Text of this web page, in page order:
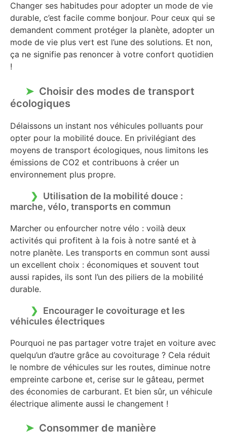
Changer ses habitudes pour adopter un mode de vie
durable, c’est facile comme bonjour. Pour ceux qui se
demandent comment protéger la planète, adopter un
mode de vie plus vert est l’une des solutions. Et non,
ça ne signifie pas renoncer à votre confort quotidien
!
Choisir des modes de transport
écologiques
Délaissons un instant nos véhicules polluants pour
opter pour la mobilité douce. En privilégiant des
moyens de transport écologiques, nous limitons les
émissions de CO2 et contribuons à créer un
environnement plus propre.
Utilisation de la mobilité douce :
marche, vélo, transports en commun
Marcher ou enfourcher notre vélo : voilà deux
activités qui profitent à la fois à notre santé et à
notre planète. Les transports en commun sont aussi
un excellent choix : économiques et souvent tout
aussi rapides, ils sont l’un des piliers de la mobilité
durable.
Encourager le covoiturage et les
véhicules électriques
Pourquoi ne pas partager votre trajet en voiture avec
quelqu’un d’autre grâce au covoiturage ? Cela réduit
le nombre de véhicules sur les routes, diminue notre
empreinte carbone et, cerise sur le gâteau, permet
des économies de carburant. Et bien sûr, un véhicule
électrique alimente aussi le changement !
Consommer de manière